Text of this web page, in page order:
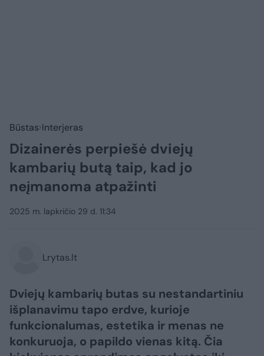
Būstas Interjeras
Dizainerės perpiešė dviejų
kambarių butą taip, kad jo
neįmanoma atpažinti
2025 m. lapkričio 29 d. 11:34
Lrytas.lt
Dviejų kambarių butas su nestandartiniu
išplanavimu tapo erdve, kurioje
funkcionalumas, estetika ir menas ne
konkuruoja, o papildo vienas kitą. Čia